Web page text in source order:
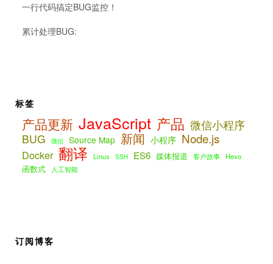
一行代码搞定BUG监控！
累计处理BUG:
标签
产品更新 JavaScript 产品 微信小程序
BUG
微信 Source Map 新闻 小程序 Node.js
Docker 翻译 Linux SSH ES6 媒体报道 客户故事 Hexo
函数式 人工智能
订阅博客